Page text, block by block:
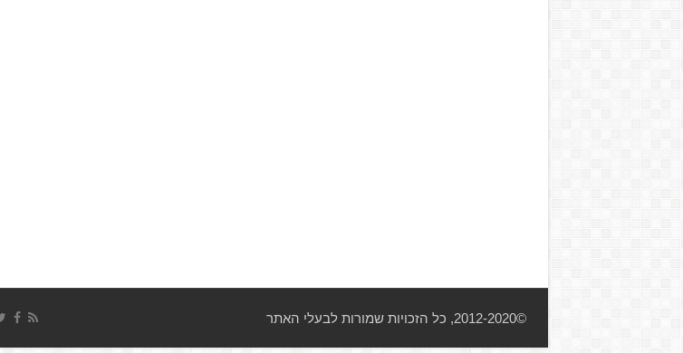
©2012-2020, כל הזכויות שמורות לבעלי האתר